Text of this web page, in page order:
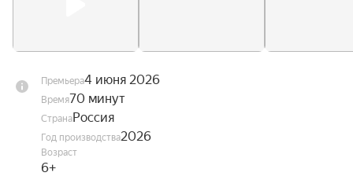
Премьера4 июня 2026
Время70 минут
СтранаРоссия
Год производства2026
Возраст
6+